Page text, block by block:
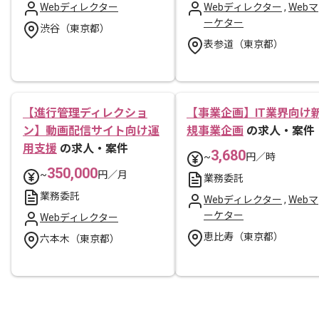
Webディレクター
渋谷（東京都）
Webディレクター , Webマ
ーケター
表参道（東京都）
【進行管理ディレクショ
ン】動画配信サイト向け運
用支援 の求人・案件
~350,000円／月
業務委託
Webディレクター
六本木（東京都）
【事業企画】IT業界向け
規事業企画 の求人・案件
~3,680円／時
業務委託
Webディレクター , Webマ
ーケター
恵比寿（東京都）